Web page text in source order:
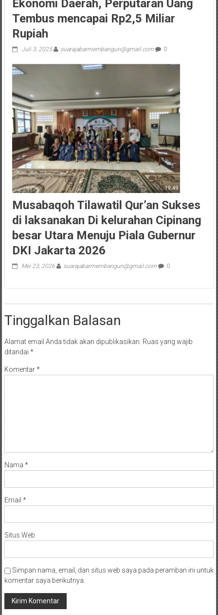
Ekonomi Daerah, Perputaran Uang
Tembus mencapai Rp2,5 Miliar
Rupiah
Juli 3, 2025 suarajabarmembangun@gmail.com 0
Musabaqoh Tilawatil Qur’an Sukses
di laksanakan Di kelurahan Cipinang
besar Utara Menuju Piala Gubernur
DKI Jakarta 2026
Mei 23, 2026 suarajabarmembangun@gmail.com 0
Tinggalkan Balasan
Alamat email Anda tidak akan dipublikasikan. Ruas yang wajib
ditandai *
Komentar*
Nama *
Email *
Situs Web
Simpan nama, email, dan situs web saya pada peramban ini untuk
komentar saya berikutnya.